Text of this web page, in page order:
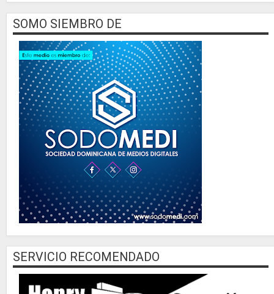
SOMO SIEMBRO DE
SERVICIO RECOMENDADO